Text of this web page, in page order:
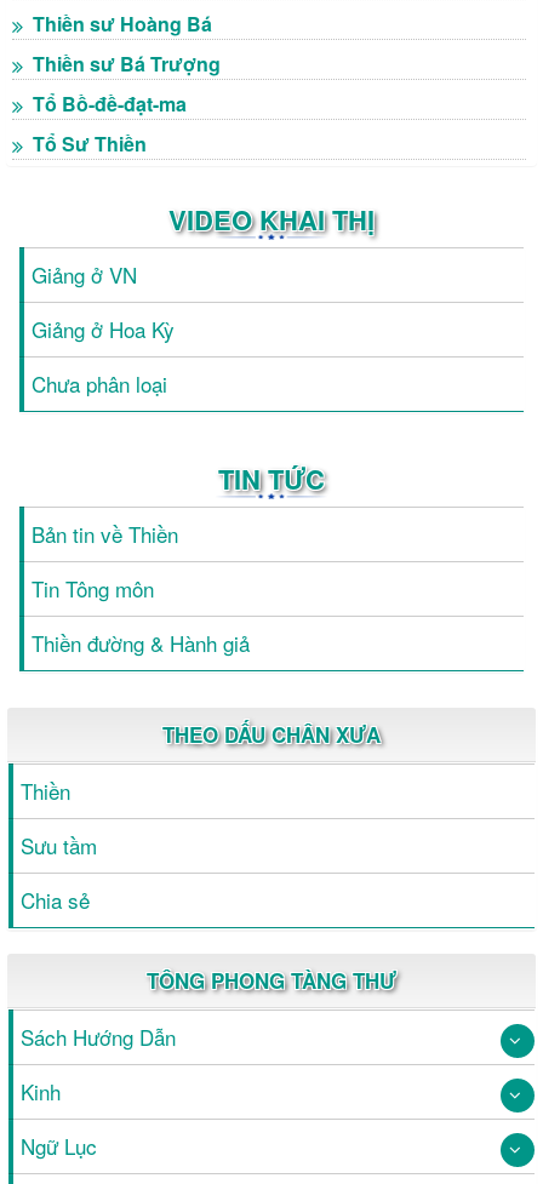
Thiền sư Hoàng Bá
Thiền sư Bá Trượng
Tổ Bồ-đề-đạt-ma
Tổ Sư Thiền
VIDEO KHAI THỊ
Giảng ở VN
Giảng ở Hoa Kỳ
Chưa phân loại
TIN TỨC
Bản tin về Thiền
Tin Tông môn
Thiền đường & Hành giả
THEO DẤU CHÂN XƯA
Thiền
Sưu tầm
Chia sẻ
TÔNG PHONG TÀNG THƯ
Sách Hướng Dẫn
Kinh
Ngữ Lục